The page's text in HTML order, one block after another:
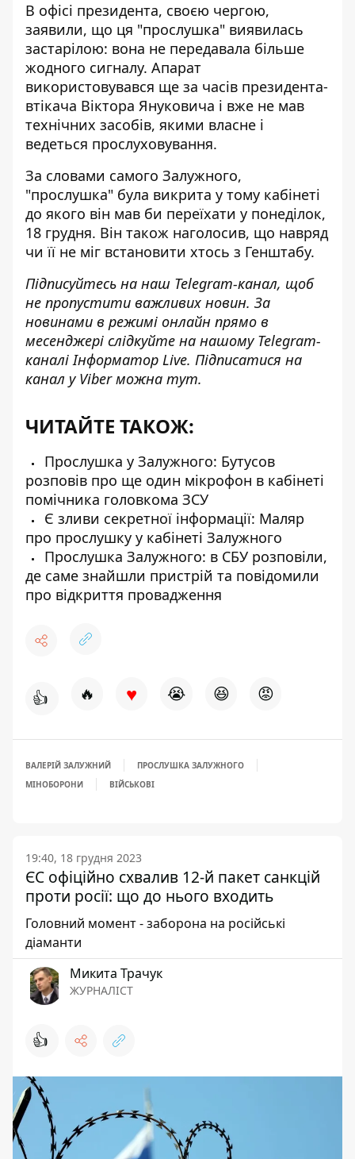
В офісі президента, своєю чергою,
заявили, що ця "прослушка" виявилась
застарілою: вона не передавала більше
жодного сигналу. Апарат
використовувався ще за часів президента-
втікача Віктора Януковича і вже не мав
технічних засобів, якими власне і
ведеться прослуховування.
За словами самого Залужного,
"прослушка" була викрита у тому кабінеті
до якого він мав би переїхати у понеділок,
18 грудня. Він також наголосив, що навряд
чи її не міг встановити хтось з Генштабу.
Підписуйтесь на наш Telegram-канал, щоб
не пропустити важливих новин. За
новинами в режимі онлайн прямо в
месенджері слідкуйте на нашому Telegram-
каналіІнформатор Live. Підписатися на
канал у Viber можна тут.
ЧИТАЙТЕ ТАКОЖ:
Прослушка у Залужного: Бутусов
розповів про ще один мікрофон в кабінеті
помічника головкома ЗСУ
Є зливи секретної інформації: Маляр
про прослушку у кабінеті Залужного
Прослушка Залужного: в СБУ розповіли,
де саме знайшли пристрій та повідомили
про відкриття провадження
👍 🔥 ♥ 😭 😆 😡
ВАЛЕРІЙ ЗАЛУЖНИЙ
ПРОСЛУШКА ЗАЛУЖНОГО
МІНОБОРОНИ
ВІЙСЬКОВІ
19:40, 18 грудня 2023
ЄС офіційно схвалив 12-й пакет санкцій
проти росії: що до нього входить
Головний момент - заборона на російські
діаманти
Микита Трачук
ЖУРНАЛІСТ
👍